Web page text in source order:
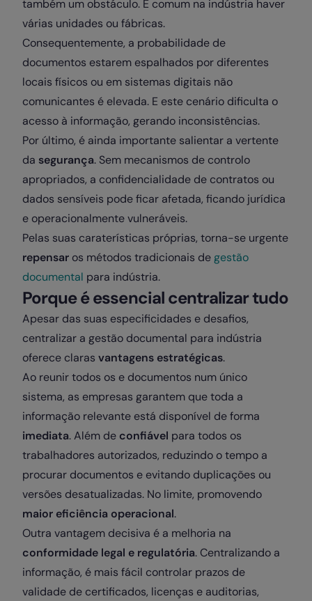
também um obstáculo. É comum na indústria haver
várias unidades ou fábricas.
Consequentemente, a probabilidade de
documentos estarem espalhados por diferentes
locais físicos ou em sistemas digitais não
comunicantes é elevada. E este cenário dificulta o
acesso à informação, gerando inconsistências.
Por último, é ainda importante salientar a vertente
da segurança. Sem mecanismos de controlo
apropriados, a confidencialidade de contratos ou
dados sensíveis pode ficar afetada, ficando jurídica
e operacionalmente vulneráveis.
Pelas suas caraterísticas próprias, torna-se urgente
repensar os métodos tradicionais de gestão
documental para indústria.
Porque é essencial centralizar tudo
Apesar das suas especificidades e desafios,
centralizar a gestão documental para indústria
oferece claras vantagens estratégicas.
Ao reunir todos os e documentos num único
sistema, as empresas garantem que toda a
informação relevante está disponível de forma
imediata. Além de confiável para todos os
trabalhadores autorizados, reduzindo o tempo a
procurar documentos e evitando duplicações ou
versões desatualizadas. No limite, promovendo
maior eficiência operacional.
Outra vantagem decisiva é a melhoria na
conformidade legal e regulatória. Centralizando a
informação, é mais fácil controlar prazos de
validade de certificados, licenças e auditorias,